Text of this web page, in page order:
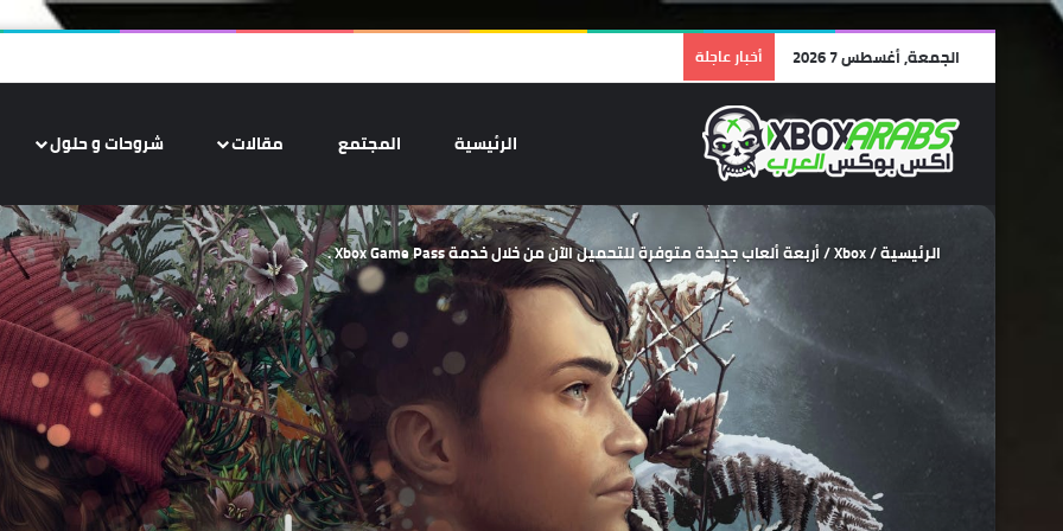
الجمعة, أغسطس 7 2026 أخبار عاجلة
الرئيسية المجتمع مقالات شروحات و حلول
الرئيسية/
Xbox
/أربعة ألعاب جديدة متوفرة للتحميل الآن من خلال خدمة Xbox Game Pass .